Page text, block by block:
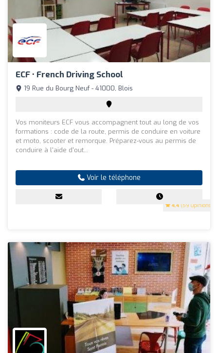
ECF • French Driving School
4.4 (59 Opinions)
19 Rue du Bourg Neuf - 41000, Blois
Vos moniteurs ECF vous accompagnent tout au long de vos
formations : code de la route, permis de conduire en voiture
et moto, scooter et remorque. Préparez-vous au permis de
conduire à l'aide d'out...
Voir le téléphone